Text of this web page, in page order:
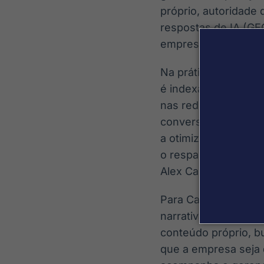
próprio, autoridade
respostas de IA
empresa.
Na prática, a lógica
é indexada pela
nas redes, cada
conversa com a
a otimização
o respaldo editorial
Alex Cabral, diretor
Para Cabral, o
narrativa coerente
conteúdo próprio,
que a empresa